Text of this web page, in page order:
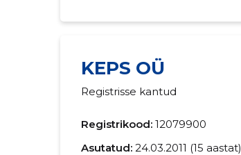
KEPS OÜ
Registrisse kantud
Registrikood: 12079900
Asutatud: 24.03.2011 (15 aastat)